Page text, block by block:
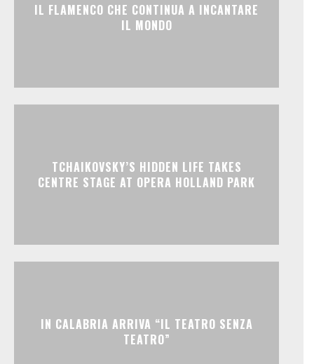
IL FLAMENCO CHE CONTINUA A INCANTARE
IL MONDO
TCHAIKOVSKY’S HIDDEN LIFE TAKES
CENTRE STAGE AT OPERA HOLLAND PARK
IN CALABRIA ARRIVA “IL TEATRO SENZA
TEATRO”